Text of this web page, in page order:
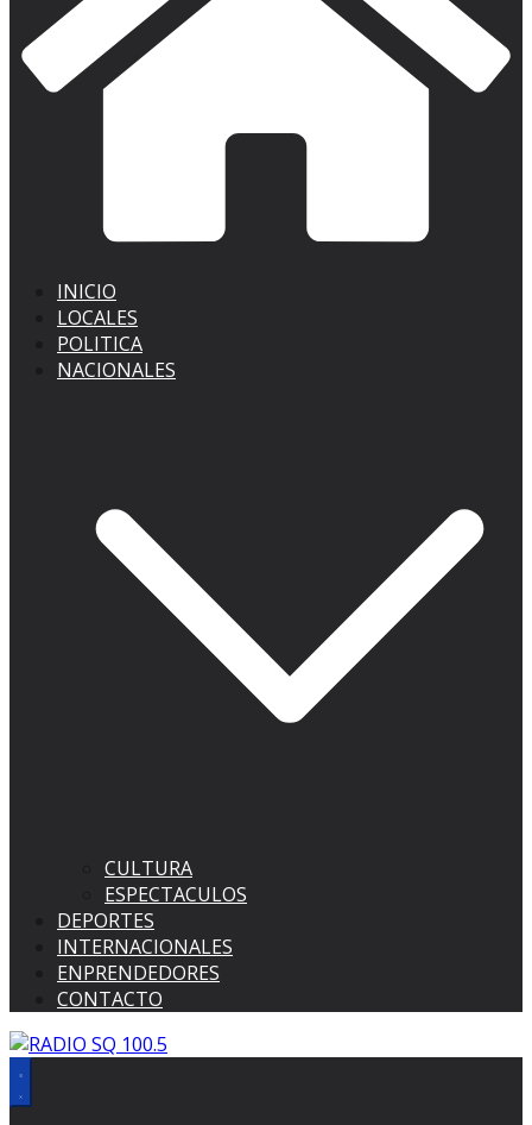
INICIO
LOCALES
POLITICA
NACIONALES
CULTURA
ESPECTACULOS
DEPORTES
INTERNACIONALES
ENPRENDEDORES
CONTACTO